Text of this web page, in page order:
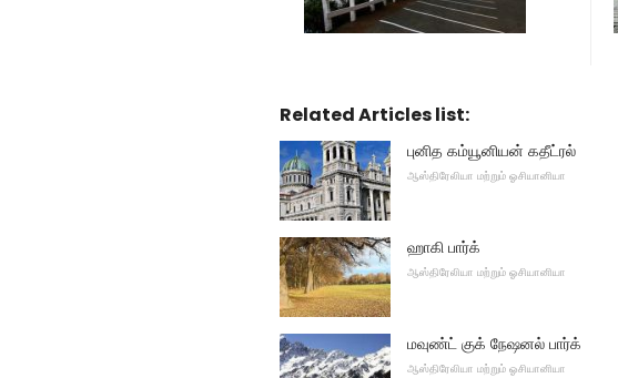
Related Articles list:
புனித கம்யூனியன் கதீட்ரல்
ஆஸ்திரேலியா மற்றும் ஓசியானியா
ஹாகி பார்க்
ஆஸ்திரேலியா மற்றும் ஓசியானியா
மவுண்ட் குக் நேஷனல் பார்க்
ஆஸ்திரேலியா மற்றும் ஓசியானியா